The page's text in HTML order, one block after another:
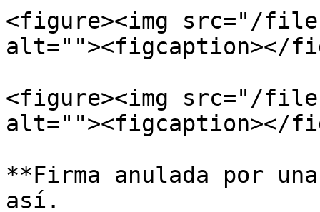
<figure><img src="/
alt=""><figcaption></
<figure><img src="/files/
alt=""><figcaption></
**Firma anulada por
así.